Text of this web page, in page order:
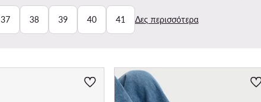
37 38 39 40 41 Δες περισσότερα